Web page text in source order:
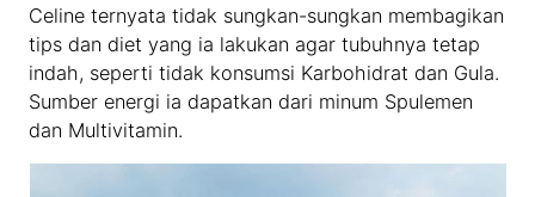
Celine ternyata tidak sungkan-sungkan membagikan
tips dan diet yang ia lakukan agar tubuhnya tetap
indah, seperti tidak konsumsi Karbohidrat dan Gula.
Sumber energi ia dapatkan dari minum Spulemen
dan Multivitamin.